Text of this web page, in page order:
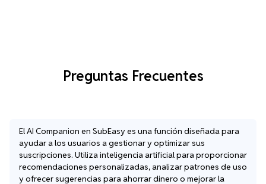
Preguntas Frecuentes
El AI Companion en SubEasy es una función diseñada para
ayudar a los usuarios a gestionar y optimizar sus
suscripciones. Utiliza inteligencia artificial para proporcionar
recomendaciones personalizadas, analizar patrones de uso
y ofrecer sugerencias para ahorrar dinero o mejorar la